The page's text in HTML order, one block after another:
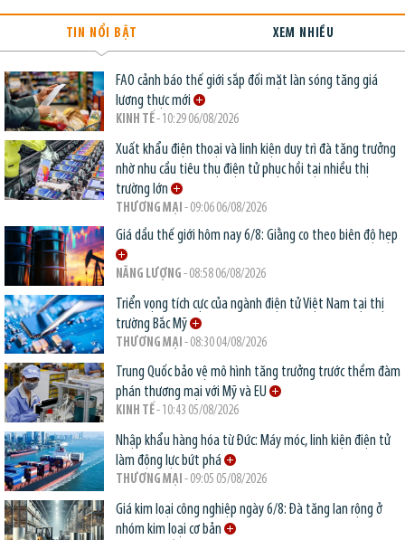
TIN NỔI BẬT XEM NHIỀU
FAO cảnh báo thế giới sắp đối mặt làn sóng tăng giá
lương thực mới
KINH TẾ- 10:29 06/08/2026
Xuất khẩu điện thoại và linh kiện duy trì đà tăng trưởng
nhờ nhu cầu tiêu thụ điện tử phục hồi tại nhiều thị
trường lớn
THƯƠNG MẠI - 09:06 06/08/2026
Giá dầu thế giới hôm nay 6/8: Giằng co theo biên độ hẹp
NĂNG LƯỢNG - 08:58 06/08/2026
Triển vọng tích cực của ngành điện tử Việt Nam tại thị
trường Bắc Mỹ
THƯƠNG MẠI - 08:30 04/08/2026
Trung Quốc bảo vệ mô hình tăng trưởng trước thềm đàm
phán thương mại với Mỹ và EU
KINH TẾ- 10:43 05/08/2026
Nhập khẩu hàng hóa từ Đức: Máy móc, linh kiện điện tử
làm động lực bứt phá
THƯƠNG MẠI - 09:05 05/08/2026
Giá kim loại công nghiệp ngày 6/8: Đà tăng lan rộng ở
nhóm kim loại cơ bản